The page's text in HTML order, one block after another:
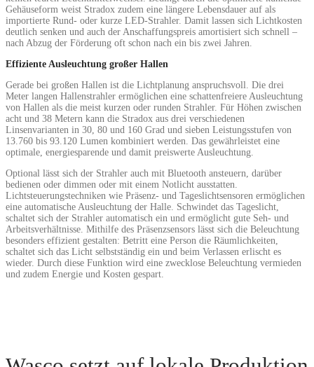
Gehäuseform weist Stradox zudem eine längere Lebensdauer auf als
importierte Rund- oder kurze LED-Strahler. Damit lassen sich Lichtkosten
deutlich senken und auch der Anschaffungspreis amortisiert sich schnell –
nach Abzug der Förderung oft schon nach ein bis zwei Jahren.
Effiziente Ausleuchtung großer Hallen
Gerade bei großen Hallen ist die Lichtplanung anspruchsvoll. Die drei
Meter langen Hallenstrahler ermöglichen eine schattenfreiere Ausleuchtung
von Hallen als die meist kurzen oder runden Strahler. Für Höhen zwischen
acht und 38 Metern kann die Stradox aus drei verschiedenen
Linsenvarianten in 30, 80 und 160 Grad und sieben Leistungsstufen von
13.760 bis 93.120 Lumen kombiniert werden. Das gewährleistet eine
optimale, energiesparende und damit preiswerte Ausleuchtung.
Optional lässt sich der Strahler auch mit Bluetooth ansteuern, darüber
bedienen oder dimmen oder mit einem Notlicht ausstatten.
Lichtsteuerungstechniken wie Präsenz- und Tageslichtsensoren ermöglichen
eine automatische Ausleuchtung der Halle. Schwindet das Tageslicht,
schaltet sich der Strahler automatisch ein und ermöglicht gute Seh- und
Arbeitsverhältnisse. Mithilfe des Präsenzsensors lässt sich die Beleuchtung
besonders effizient gestalten: Betritt eine Person die Räumlichkeiten,
schaltet sich das Licht selbstständig ein und beim Verlassen erlischt es
wieder. Durch diese Funktion wird eine zwecklose Beleuchtung vermieden
und zudem Energie und Kosten gespart.